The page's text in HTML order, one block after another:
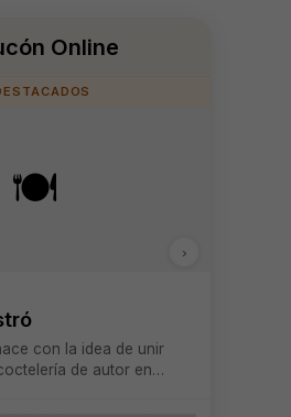
Online
🍽️
con la idea de unir
de autor en
›